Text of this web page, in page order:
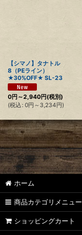
【シマノ】タナトル
8（PEライン）
★30%OFF★ SL-23
0円 ～2,940円(税別)
(税込 : 0円 ～3,234円)
ホーム
商品カテゴリメニュー
ショッピングカート